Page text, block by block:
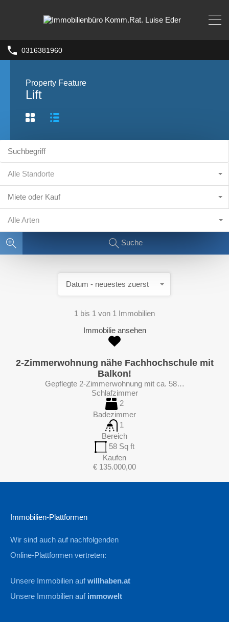
0316381960
Property Feature
Lift
Alle Standorte
Miete oder Kauf
Alle Arten
Suche
1 bis 1 von 1 Immobilien
Datum - neuestes zuerst
Immobilie ansehen
2-Zimmerwohnung nähe Fachhochschule mit
Balkon!
Gepflegte 2-Zimmerwohnung mit ca. 58…
Schlafzimmer
2
Badezimmer
1
Bereich
58 Sq ft
Kaufen
€ 135.000,00
Immobilien-Plattformen
Wir sind auch auf nachfolgenden
Online-Plattformen vertreten:
Unsere Immobilien aufwillhaben.at
Unsere Immobilien auf immowelt